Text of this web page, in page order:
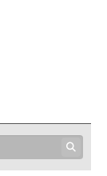
Joaquín